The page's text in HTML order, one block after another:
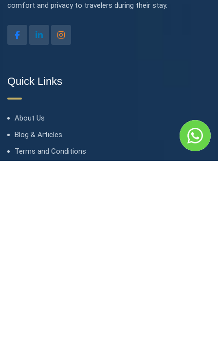
comfort and privacy to travelers during their stay.
Quick Links
About Us
Blog & Articles
Terms and Conditions